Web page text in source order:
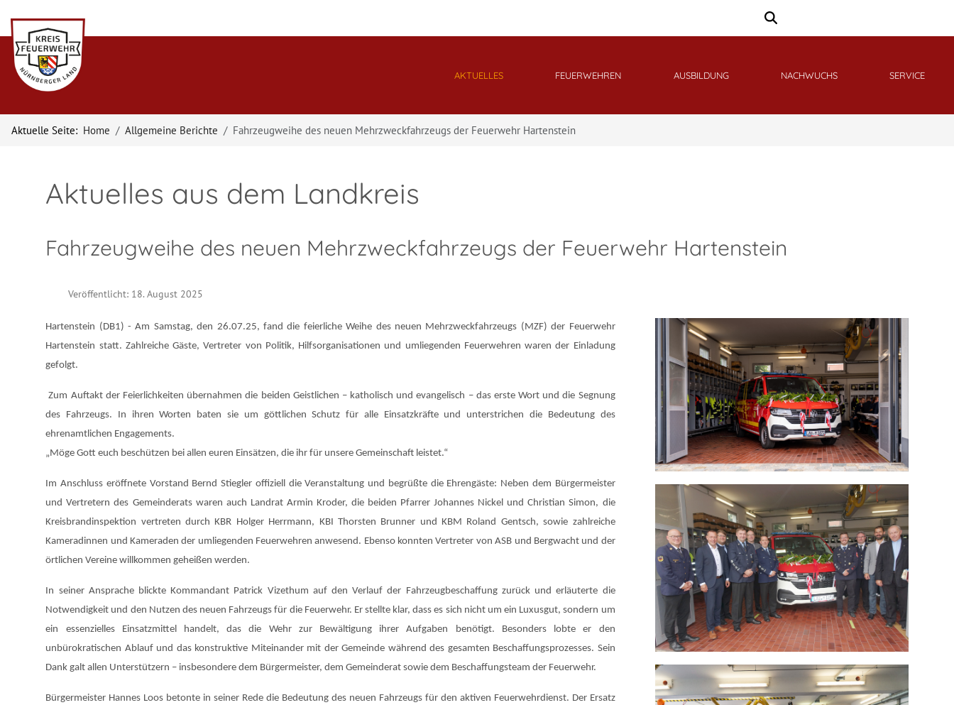
AKTUELLES FEUERWEHREN AUSBILDUNG NACHWUCHS SERVICE
Aktuelle Seite: Home Allgemeine Berichte Fahrzeugweihe des neuen Mehrzweckfahrzeugs der Feuerwehr Hartenstein
Aktuelles aus dem Landkreis
Fahrzeugweihe des neuen Mehrzweckfahrzeugs der Feuerwehr Hartenstein
Veröffentlicht: 18. August 2025
Hartenstein (DB1) - Am Samstag, den 26.07.25, fand die feierliche Weihe des neuen Mehrzweckfahrzeugs (MZF) der Feuerwehr
Hartenstein statt. Zahlreiche Gäste, Vertreter von Politik, Hilfsorganisationen und umliegenden Feuerwehren waren der Einladung
gefolgt.
Zum Auftakt der Feierlichkeiten übernahmen die beiden Geistlichen – katholisch und evangelisch – das erste Wort und die Segnung
des Fahrzeugs. In ihren Worten baten sie um göttlichen Schutz für alle Einsatzkräfte und unterstrichen die Bedeutung des
ehrenamtlichen Engagements.
„Möge Gott euch beschützen bei allen euren Einsätzen, die ihr für unsere Gemeinschaft leistet.“
Im Anschluss eröffnete Vorstand Bernd Stiegler offiziell die Veranstaltung und begrüßte die Ehrengäste: Neben dem Bürgermeister
und Vertretern des Gemeinderats waren auch Landrat Armin Kroder, die beiden Pfarrer Johannes Nickel und Christian Simon, die
Kreisbrandinspektion vertreten durch KBR Holger Herrmann, KBI Thorsten Brunner und KBM Roland Gentsch, sowie zahlreiche
Kameradinnen und Kameraden der umliegenden Feuerwehren anwesend. Ebenso konnten Vertreter von ASB und Bergwacht und der
örtlichen Vereine willkommen geheißen werden.
In seiner Ansprache blickte Kommandant Patrick Vizethum auf den Verlauf der Fahrzeugbeschaffung zurück und erläuterte die
Notwendigkeit und den Nutzen des neuen Fahrzeugs für die Feuerwehr. Er stellte klar, dass es sich nicht um ein Luxusgut, sondern um
ein essenzielles Einsatzmittel handelt, das die Wehr zur Bewältigung ihrer Aufgaben benötigt. Besonders lobte er den
unbürokratischen Ablauf und das konstruktive Miteinander mit der Gemeinde während des gesamten Beschaffungsprozesses. Sein
Dank galt allen Unterstützern – insbesondere dem Bürgermeister, dem Gemeinderat sowie dem Beschaffungsteam der Feuerwehr.
Bürgermeister Hannes Loos betonte in seiner Rede die Bedeutung des neuen Fahrzeugs für den aktiven Feuerwehrdienst. Der Ersatz